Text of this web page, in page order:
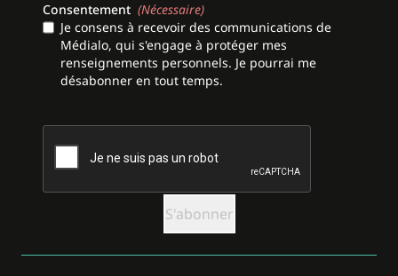
Consentement (Nécessaire)
Je consens à recevoir des communications de
Médialo, qui s'engage à protéger mes
renseignements personnels. Je pourrai me
désabonner en tout temps.
CAPTCHA